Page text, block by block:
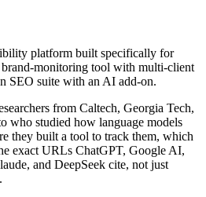
platform built specifically for
monitoring tool with multi-client
SEO suite with an AI add-on.
from Caltech, Georgia Tech,
who studied how language models
they built a tool to track them, which
exact URLs ChatGPT, Google AI,
and DeepSeek cite, not just